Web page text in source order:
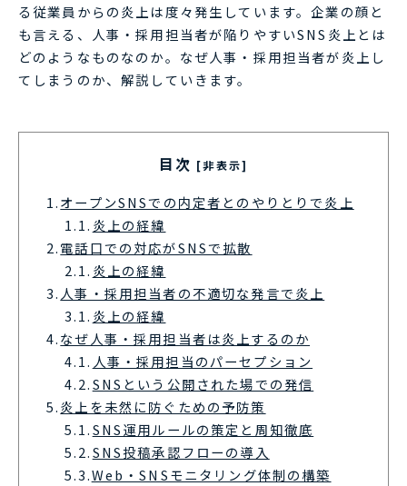
る従業員からの炎上は度々発生しています。企業の顔と
も言える、人事・採用担当者が陥りやすいSNS炎上とは
どのようなものなのか。なぜ人事・採用担当者が炎上し
てしまうのか、解説していきます。
目次 [非表示]
1.オープンSNSでの内定者とのやりとりで炎上
1.1. 炎上の経緯
2.電話口での対応がSNSで拡散
2.1. 炎上の経緯
3. 人事・採用担当者の不適切な発言で炎上
3.1. 炎上の経緯
4.なぜ人事・採用担当者は炎上するのか
4.1. 人事・採用担当のパーセプション
4.2.SNSという公開された場での発信
5.炎上を未然に防ぐための予防策
5.1.SNS運用ルールの策定と周知徹底
5.2.SNS投稿承認フローの導入
5.3.Web・SNSモニタリング体制の構築